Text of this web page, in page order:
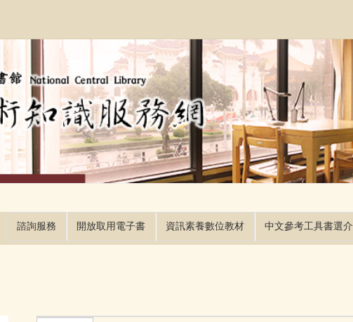
諮詢服務 開放取用電子書 資訊素養數位教材 中文參考工具書選介